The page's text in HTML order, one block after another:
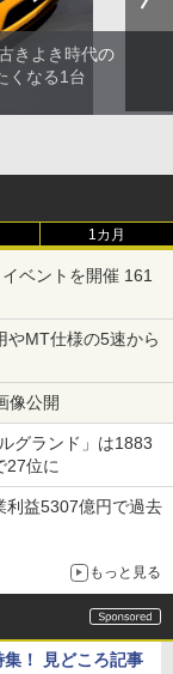
きよき時代の
くなる1台
1カ月
ベントを開催 161
やMT仕様の5速から
像公開
グランド」は1883
27位に
利益5307億円で過去
もっと見る
！ 見どころ記事